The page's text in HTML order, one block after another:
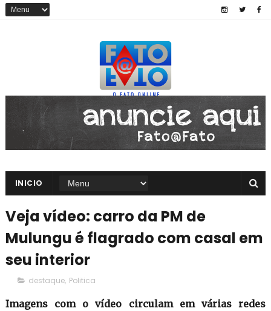
INICIO
Veja vídeo: carro da PM de
Mulungu é flagrado com casal em
seu interior
destaque, Politica
Imagens com o vídeo circulam em várias redes